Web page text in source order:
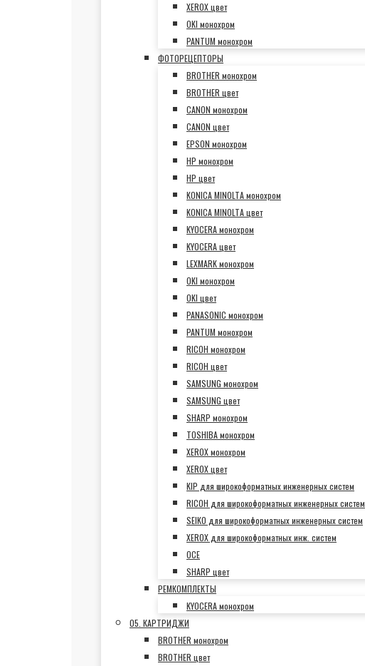
XEROX цвет
OKI монохром
PANTUM монохром
ФОТОРЕЦЕПТОРЫ
BROTHER монохром
BROTHER цвет
CANON монохром
CANON цвет
EPSON монохром
HP монохром
HP цвет
KONICA MINOLTA монохром
KONICA MINOLTA цвет
KYOCERA монохром
KYOCERA цвет
LEXMARK монохром
OKI монохром
OKI цвет
PANASONIC монохром
PANTUM монохром
RICOH монохром
RICOH цвет
SAMSUNG монохром
SAMSUNG цвет
SHARP монохром
TOSHIBA монохром
XEROX монохром
XEROX цвет
KIP для широкоформатных инженерных систем
RICOH для широкоформатных инженерных систем
SEIKO для широкоформатных инженерных систем
XEROX для широкоформатных инж. систем
OCE
SHARP цвет
РЕМКОМПЛЕКТЫ
KYOCERA монохром
05. КАРТРИДЖИ
BROTHER монохром
BROTHER цвет